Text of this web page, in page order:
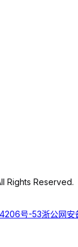
Rights Reserved.
号-53浙公网